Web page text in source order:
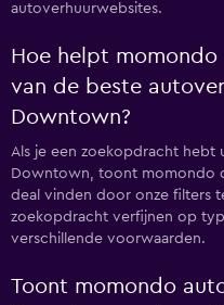
autoverhuurwebsites.
Hoe helpt
van de beste
Downtown?
Als je een zoekopdracht
Downtown, toont momondo
deal vinden door onze filters
zoekopdracht verfijnen op
verschillende voorwaarden.
Toont momondo